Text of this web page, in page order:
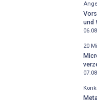
und
20